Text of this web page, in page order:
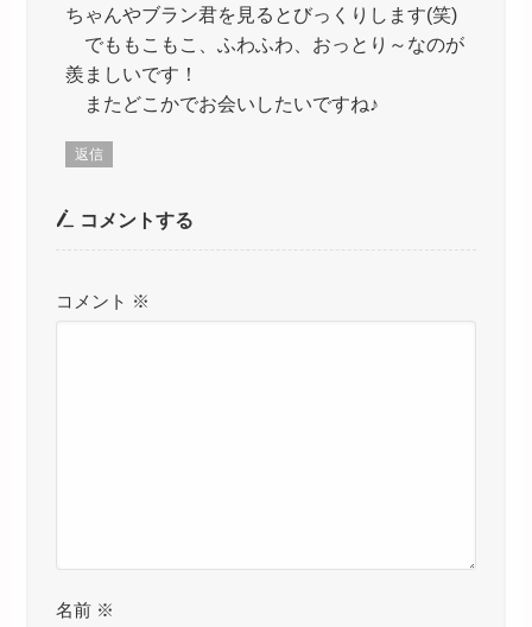
ちゃんやブラン君を見るとびっくりします(笑)
でももこもこ、ふわふわ、おっとり～なのが
羨ましいです！
またどこかでお会いしたいですね♪
返信
コメントする
コメント ※
名前 ※